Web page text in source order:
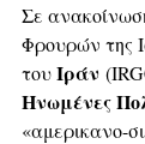
Σε
Φρουρών της
του Ιράν
Ηνωμένες
«αμερικανο-